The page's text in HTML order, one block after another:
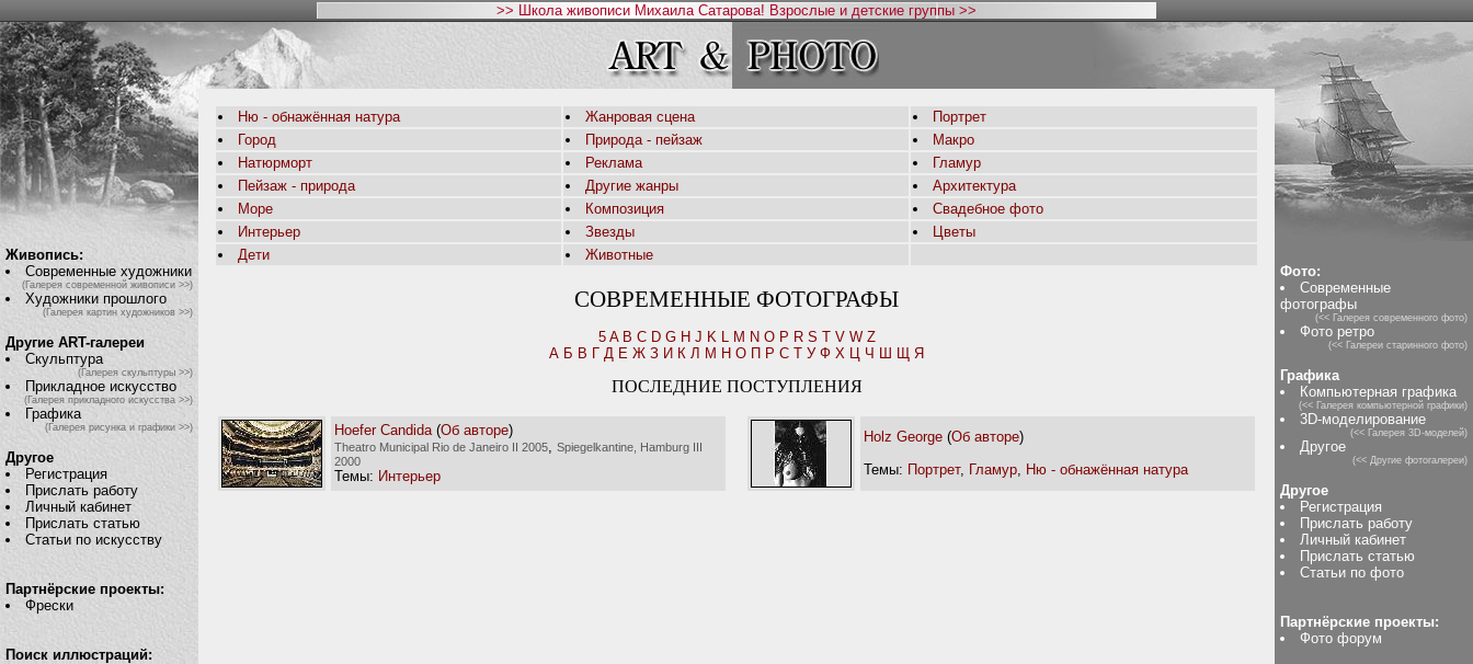
>> Школа живописи Михаила Сатарова! Взрослые и детские группы >>
Живопись:
Современные художники
(Галерея современной живописи >>)
Художники прошлого
(Галерея картин художников >>)
Другие ART-галереи
Скульптура
(Галерея скульптуры >>)
Прикладное искусство
(Галерея прикладного искусства >>)
Графика
(Галерея рисунка и графики >>)
Другое
Регистрация
Прислать работу
Личный кабинет
Прислать статью
Статьи по искусству
Партнёрские проекты:
Фрески
Поиск иллюстраций:
Ню - обнажённая натура Жанровая сцена
Портрет
Город
Природа - пейзаж
Макро
Натюрморт
Реклама
Гламур
Пейзаж - природа
Другие жанры
Архитектура
Море
Композиция
Свадебное фото
Интерьер
Звезды
Цветы
Дети
Животные
СОВРЕМЕННЫЕ ФОТОГРАФЫ
5 A B C D G H J K L M N O P R S T V W Z
А Б В Г Д Е Ж З И К Л М Н О П Р С Т У Ф Х Ц Ч Ш Щ Я
ПОСЛЕДНИЕ ПОСТУПЛЕНИЯ
Hoefer Candida (Об авторе)
Theatro Municipal Rio de Janeiro II 2005
Spiegelkantine, Hamburg III
2000
Темы: Интерьер
Holz George (Об авторе)
Темы: Портрет, Гламур Ню - обнажённая натура
Фото:
Современные
фотографы
(<< Галерея современного фото)
Фото ретро
(<< Галереи старинного фото)
Графика
Компьютерная графика
(<< Галерея компьютерной графики)
3D-моделирование
(<< Галерея 3D-моделей)
Другое
(<< Другие фотогалереи)
Другое
Регистрация
Прислать работу
Личный кабинет
Прислать статью
Статьи по фото
Партнёрские проекты:
Фото форум